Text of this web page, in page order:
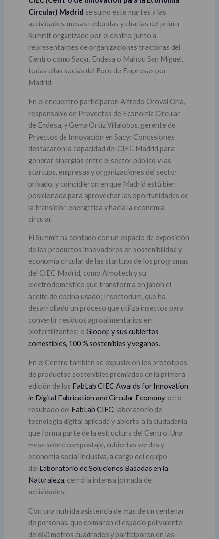
Circular) Madrid se sumó este martes a las
actividades, mesas redondas y charlas del primer
Summit organizado por el centro, junto a
representantes de organizaciones tractoras del
Centro como Sacyr, Endesa o Mahou San Miguel,
todas ellas socias del Foro de Empresas por
Madrid.
En el encuentro participaron Alfredo Oroval Oria,
responsable de Proyectos de Economía Circular
de Endesa, y Gema Ortiz Villalobos, gerente de
Pryectos de Innovación en Sacyr Concesiones,
destacaron la capacidad del CIEC Madrid para
generar sinergias entre el sector público y las
startups, empresas y organizaciones del sector
privado, y coincidieron en que Madrid está bien
posicionada para aprovechar las oportunidades de
la transición energética y hacia la economía
circular.
El Summit ha contado con un espacio de exposición
de los productos innovadores en sostenibilidad y
economía circular de las startups de los programas
del CIEC Madrid, como Almotech y su
electrodoméstico que transforma en jabón el
aceite de cocina usado; Insectorium, que ha
desarrollado un proceso que utiliza insectos para
convertir residuos agroalimentarios en
biofertilizantes; o Glooop y sus cubiertos
comestibles, 100 % sostenibles y veganos.
En el Centro también se expusieron los prototipos
de productos sostenibles premiados en la primera
edición de los FabLab CIEC Awards for Innovation
in Digital Fabrication and Circular Economy, otro
resultado del FabLab CIEC, laboratorio de
tecnología digital aplicada y abierto a la ciudadanía
que forma parte de la estructura del Centro. Una
mesa sobre compostaje, cubiertas verdes y
economía social inclusiva, a cargo del equipo
del Laboratorio de Soluciones Basadas en la
Naturaleza, cerró la intensa jornada de
actividades.
Con una nutrida asistencia de más de un centenar
de personas, que colmaron el espacio polivalente
de 650 metros cuadrados y participaron en las